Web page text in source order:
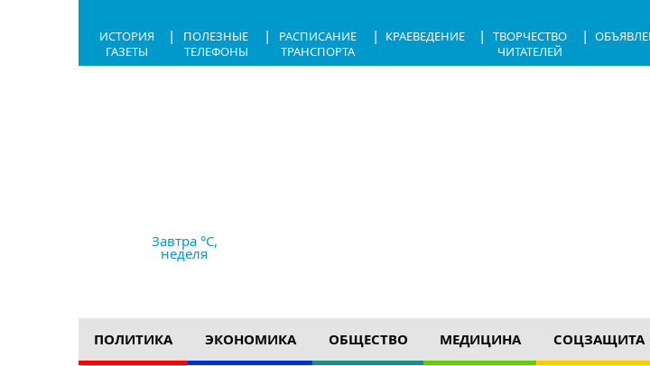
ИСТОРИЯ
ГАЗЕТЫ
|
ПОЛЕЗНЫЕ
ТЕЛЕФОНЫ
|
РАСПИСАНИЕ
ТРАНСПОРТА
| КРАЕВЕДЕНИЕ |
ТВОРЧЕСТВО
ЧИТАТЕЛЕЙ
|
Завтра °C,
неделя
ПОЛИТИКА ЭКОНОМИКА ОБЩЕСТВО МЕДИЦИНА СОЦЗАЩИТА